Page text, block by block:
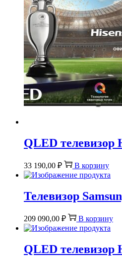
QLED телевизор
33 190,00 ₽ В корзину
Телевизор
209 090,00 ₽ В корзину
QLED телевизор